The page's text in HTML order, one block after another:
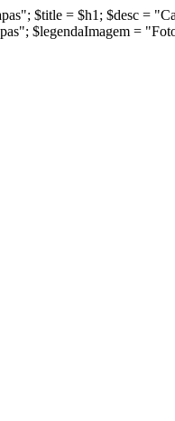
$title = $h1; $desc =
$legendaImagem =